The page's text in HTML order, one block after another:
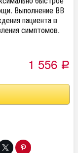
Выполнение ВВ
пациента в
симптомов.
1 556 Р